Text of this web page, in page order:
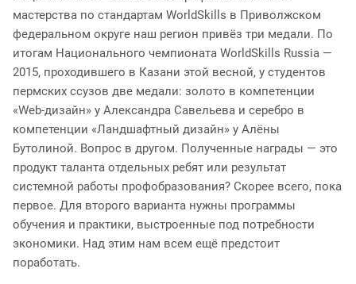
мастерства по стандартам WorldSkills в Приволжском
федеральном округе наш регион привёз три медали. По
итогам Национального чемпионата WorldSkills Russia —
2015, проходившего в Казани этой весной, у студентов
пермских ссузов две медали: золото в компетенции
«Web-дизайн» у Александра Савельева и серебро в
компетенции «Ландшафтный дизайн» у Алёны
Бутолиной. Вопрос в другом. Полученные награды — это
продукт таланта отдельных ребят или результат
системной работы профобразования? Скорее всего, пока
первое. Для второго варианта нужны программы
обучения и практики, выстроенные под потребности
экономики. Над этим нам всем ещё предстоит
поработать.